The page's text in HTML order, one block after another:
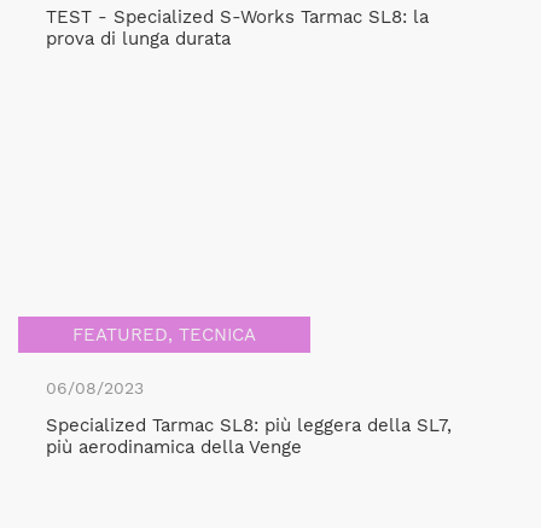
TEST - Specialized S-Works Tarmac SL8: la
prova di lunga durata
FEATURED, TECNICA
06/08/2023
Specialized Tarmac SL8: più leggera della SL7,
più aerodinamica della Venge